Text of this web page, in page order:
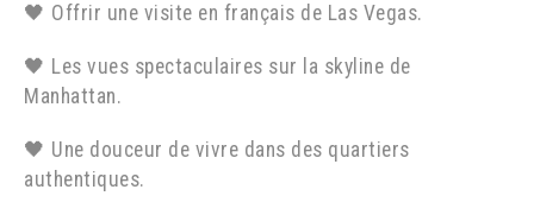
🖤 Offrir une visite en français de Las Vegas.
🖤 Les vues spectaculaires sur la skyline de
Manhattan.
🖤 Une douceur de vivre dans des quartiers
authentiques.